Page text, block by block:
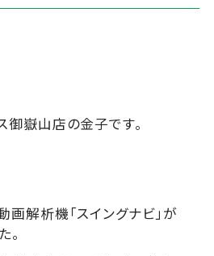
御嶽山店の金子です。
画解析機「スイングナビ」が
。